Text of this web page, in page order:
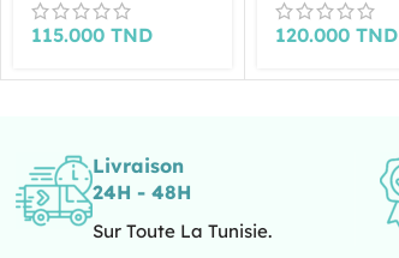
115.000 TND 120.000TND
Livraison
24H - 48H
Sur Toute La Tunisie.